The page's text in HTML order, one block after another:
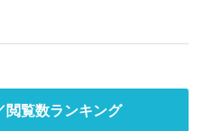
閲覧数ランキング